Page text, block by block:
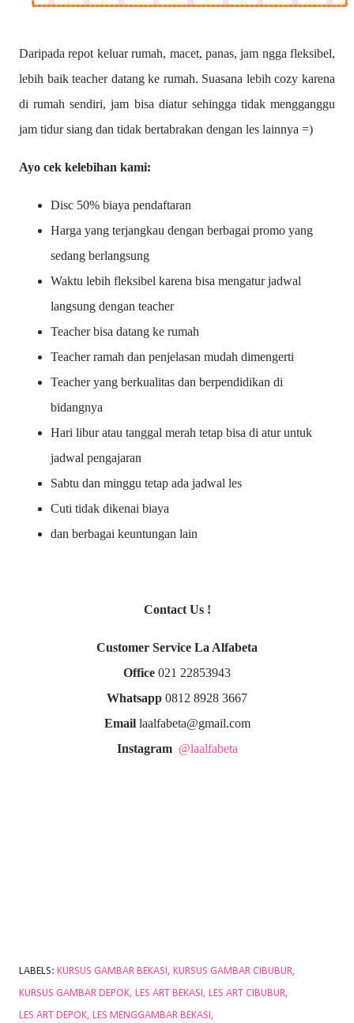
Daripada repot keluar rumah, macet, panas, jam ngga fleksibel,
lebih baik teacher datang ke rumah. Suasana lebih cozy karena
di rumah sendiri, jam bisa diatur sehingga tidak mengganggu
jam tidur siang dan tidak bertabrakan dengan les lainnya =)
Ayo cek kelebihan kami:
Disc 50% biaya pendaftaran
Harga yang terjangkau dengan berbagai promo yang
sedang berlangsung
Waktu lebih fleksibel karena bisa mengatur jadwal
langsung dengan teacher
Teacher bisa datang ke rumah
Teacher ramah dan penjelasan mudah dimengerti
Teacher yang berkualitas dan berpendidikan di
bidangnya
Hari libur atau tanggal merah tetap bisa di atur untuk
jadwal pengajaran
Sabtu dan minggu tetap ada jadwal les
Cuti tidak dikenai biaya
dan berbagai keuntungan lain
Contact Us !
Customer Service La Alfabeta
Office 021 22853943
Whatsapp 0812 8928 3667
Emaillaalfabeta@gmail.com
Instagram @laalfabeta
LABELS: KURSUS GAMBAR BEKASI
KURSUS GAMBAR CIBUBUR
KURSUS GAMBAR DEPOK LES ART BEKASI
LES ART CIBUBUR
LES ART DEPOK LES MENGGAMBAR BEKASI